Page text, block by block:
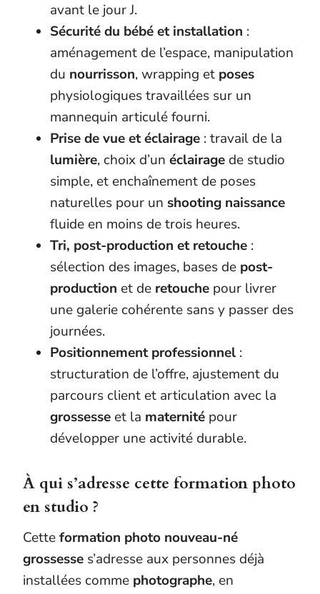
avant le jour J.
Sécurité du bébé et installation :
aménagement de l’espace, manipulation
du nourrisson, wrapping et poses
physiologiques travaillées sur un
mannequin articulé fourni.
Prise de vue et éclairage : travail de la
lumière, choix d’un éclairage de studio
simple, et enchaînement de poses
naturelles pour un shooting naissance
fluide en moins de trois heures.
Tri, post-production et retouche :
sélection des images, bases de post-
production et de retouche pour livrer
une galerie cohérente sans y passer des
journées.
Positionnement professionnel :
structuration de l’offre, ajustement du
parcours client et articulation avec la
grossesse et la maternité pour
développer une activité durable.
À qui s’adresse cette formation photo
en studio ?
Cetteformation photo nouveau-né
grossesse s’adresse aux personnes déjà
installées comme photographe, en